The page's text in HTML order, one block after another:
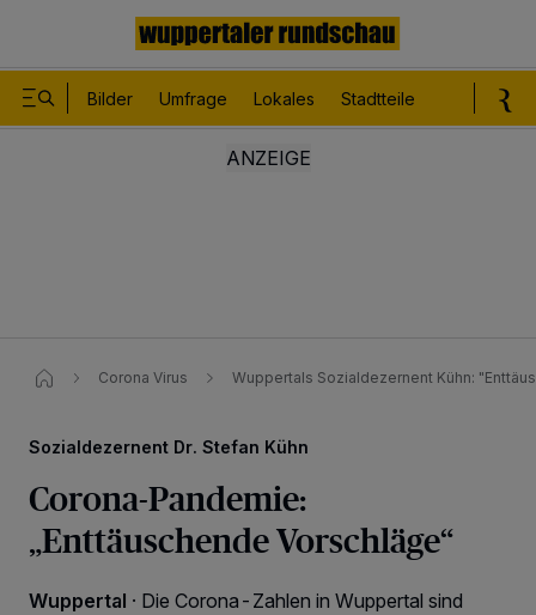
Bilder Umfrage Lokales Stadtteile
Corona Virus Wuppertals Sozialdezernent Kühn​:
Sozialdezernent Dr. Stefan Kühn
Corona-Pandemie:
„Enttäuschende Vorschläge“
Wuppertal · Die Corona-Zahlen in Wuppertal sind